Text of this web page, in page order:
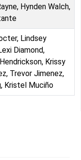
Hynden Walch,
Lindsey
Diamond,
Krissy
Trevor Jimenez,
Kristel Muciño